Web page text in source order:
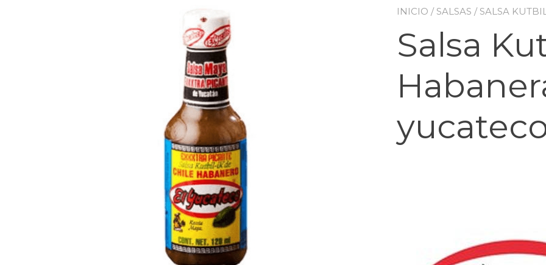
INICIO / SALSAS / SALSA
Salsa